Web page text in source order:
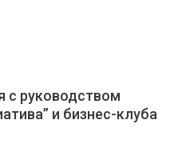
с руководством
и бизнес-клуба